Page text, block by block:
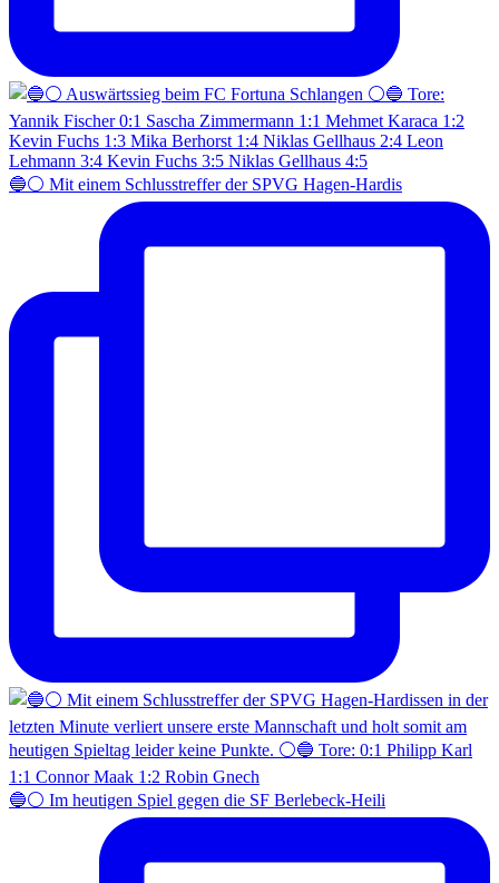
🔵⚪️ Mit einem Schlusstreffer der SPVG Hagen-Hardis
🔵⚪️ Im heutigen Spiel gegen die SF Berlebeck-Heili